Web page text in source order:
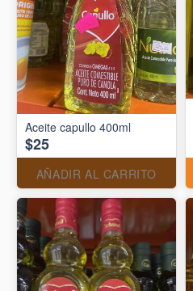
Aceite capullo 400ml
$25
AÑADIR AL CARRITO